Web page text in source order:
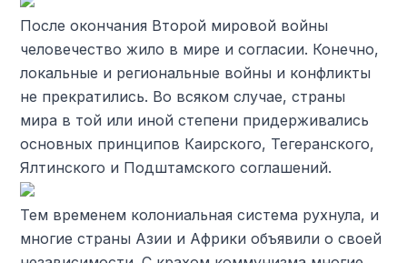
После окончания Второй мировой войны
человечество жило в мире и согласии. Конечно,
локальные и региональные войны и конфликты
не прекратились. Во всяком случае, страны
мира в той или иной степени придерживались
основных принципов Каирского, Тегеранского,
Ялтинского и Подштамского соглашений.
Тем временем колониальная система рухнула, и
многие страны Азии и Африки объявили о своей